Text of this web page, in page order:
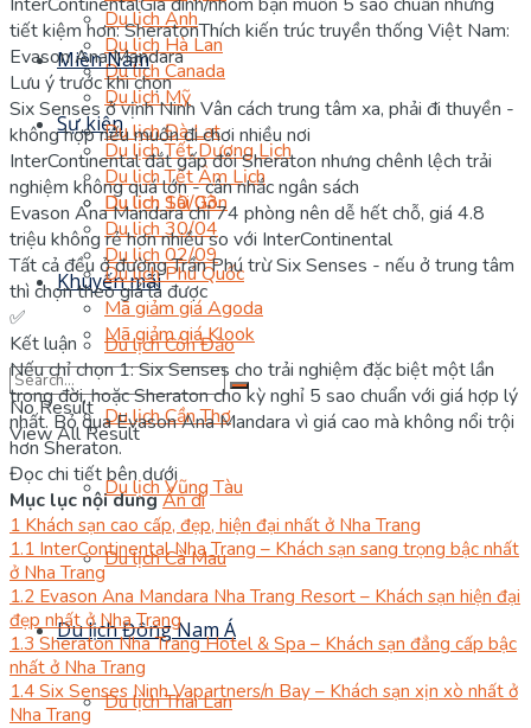
Du lịch Anh
Du lịch Hà Lan
Du lịch Canada
Du lịch Mỹ
Sự kiện
Du lịch Tết Dương Lịch
Du lịch Tết Âm Lịch
Du lịch 10/03
Du lịch 30/04
Du lịch 02/09
Khuyến mãi
Mã giảm giá Agoda
Mã giảm giá Klook
No Result
View All Result
Miền Nam
Du lịch Đà Lạt
Du lịch Sài Gòn
Du lịch Phú Quốc
Du lịch Côn Đảo
Du lịch Cần Thơ
Du lịch Vũng Tàu
Du lịch Cà Mau
Du lịch Đông Nam Á
Du lịch Thái Lan
tiết kiệm hơn: SheratonThích kiến trúc truyền thống Việt Nam:
Evason Ana Mandara
Lưu ý trước khi chọn
Six Senses ở vịnh Ninh Vân cách trung tâm xa, phải đi thuyền -
không hợp nếu muốn đi chơi nhiều nơi
InterContinental đắt gấp đôi Sheraton nhưng chênh lệch trải
nghiệm không quá lớn - cân nhắc ngân sách
Evason Ana Mandara chỉ 74 phòng nên dễ hết chỗ, giá 4.8
triệu không rẻ hơn nhiều so với InterContinental
Tất cả đều ở đường Trần Phú trừ Six Senses - nếu ở trung tâm
thì chọn theo giá là được
✅
Kết luận
Nếu chỉ chọn 1: Six Senses cho trải nghiệm đặc biệt một lần
trong đời, hoặc Sheraton cho kỳ nghỉ 5 sao chuẩn với giá hợp lý
nhất. Bỏ qua Evason Ana Mandara vì giá cao mà không nổi trội
hơn Sheraton.
Đọc chi tiết bên dưới
Mục lục nội dungẨn đi
1 Khách sạn cao cấp, đẹp, hiện đại nhất ở Nha Trang
1.1 InterContinental Nha Trang – Khách sạn sang trọng bậc nhất
ở Nha Trang
1.2 Evason Ana Mandara Nha Trang Resort – Khách sạn hiện đại
đẹp nhất ở Nha Trang
1.3 Sheraton Nha Trang Hotel & Spa – Khách sạn đẳng cấp bậc
nhất ở Nha Trang
1.4 Six Senses Ninh Vapartners/n Bay – Khách sạn xịn xò nhất ở
Nha Trang